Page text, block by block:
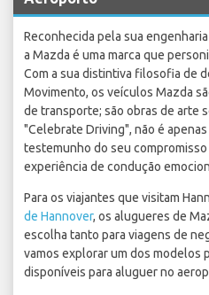
Reconhecida pela sua
a Mazda é uma marca que
Com a sua distintiva filosofia de
Movimento, os veículos Mazda
de transporte; são obras de arte
"Celebrate Driving", não é
testemunho do seu
experiência de condução
Para os viajantes que visitam
de Hannover, os alugueres de
escolha tanto para viagens de
vamos explorar um dos modelos
disponíveis para aluguer no